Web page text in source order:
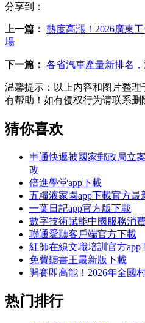
分享到：
上一篇： 熱度高漲！2026廣東
場
下一篇： 各省汽車產量新排名
温馨提示： 以上内容和图片整
有帮助！如有侵权行为请联系删
猜你喜欢
申通快遞被國家郵政局立
改
倍進學堂app下載
五糧液家園app下載官方最
一葉日記app官方版下載
數字技術賦能中國服務消
聯通愛聽客戶端官方下載
紅師在線文職培訓官方app
免費聽書王最新版下載
開賽即高能！2026年全國
热门排行